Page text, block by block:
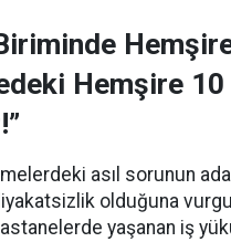
Hemşire
Hemşire
asıl sorunun
liyakatsizlik olduğuna
yaşanan iş